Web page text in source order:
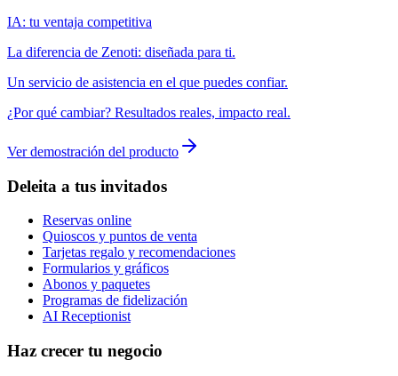
IA: tu ventaja competitiva
La diferencia de Zenoti: diseñada para ti.
Un servicio de asistencia en el que puedes confiar.
¿Por qué cambiar? Resultados reales, impacto real.
Ver demostración del producto
Deleita a tus invitados
Reservas online
Quioscos y puntos de venta
Tarjetas regalo y recomendaciones
Formularios y gráficos
Abonos y paquetes
Programas de fidelización
AI Receptionist
Haz crecer tu negocio